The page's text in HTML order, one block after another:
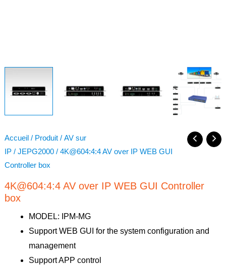
Accueil / Produit/ AV sur
IP/ JEPG2000/ 4K@604:4:4 AV over IP WEB GUI
Controller box
4K@604:4:4 AV over IP WEB GUI Controller
box
MODEL: IPM-MG
Support WEB GUI for the system configuration and
management
Support APP control